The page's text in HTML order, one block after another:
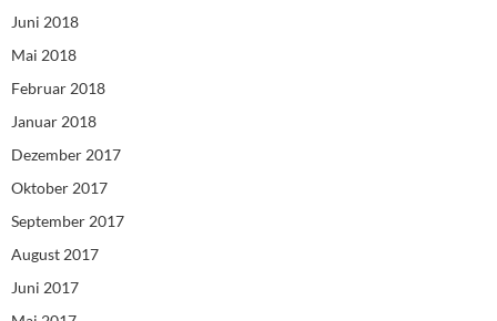
Juni 2018
Mai 2018
Februar 2018
Januar 2018
Dezember 2017
Oktober 2017
September 2017
August 2017
Juni 2017